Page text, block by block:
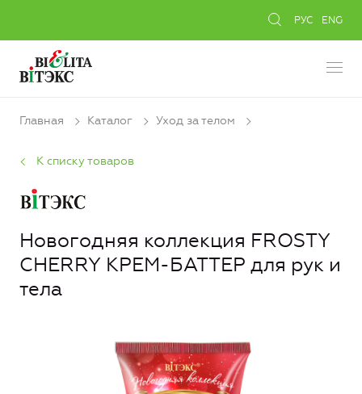
РУС ENG
Главная Каталог Уход за телом
К списку товаров
Новогодняя коллекция FROSTY
CHERRY КРЕМ-БАТТЕР для рук и
тела